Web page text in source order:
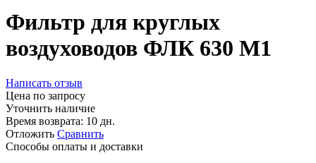
Фильтр для круглых
воздуховодов ФЛК 630 М1
Написать отзыв
Цена по запросу
Уточнить наличие
Время возврата: 10 дн.
Отложить Сравнить
Способы оплаты и доставки